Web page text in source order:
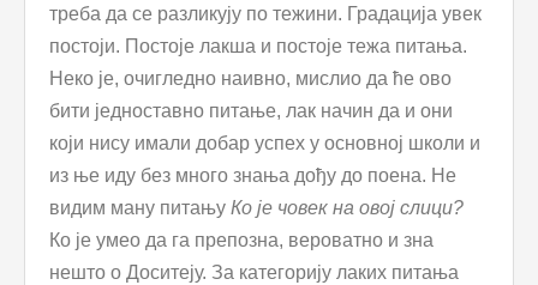
треба да се разликују по тежини. Градација увек
постоји. Постоје лакша и постоје тежа питања.
Неко је, очигледно наивно, мислио да ће ово
бити једноставно питање, лак начин да и они
који нису имали добар успех у основној школи и
из ње иду без много знања дођу до поена. Не
видим ману питању Ко је човек на овој слици?
Ко је умео да га препозна, вероватно и зна
нешто о Доситеју. За категорију лаких питања